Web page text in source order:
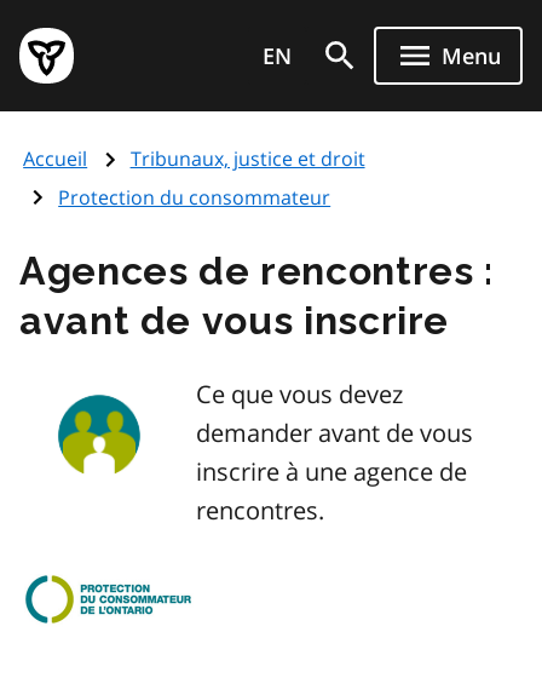
au
contenu
principal
Page
d'accueil
de
l'Ontario
EN Menu
Accueil
Tribunaux, justice et droit
Protection du consommateur
Agences de rencontres :
avant de vous inscrire
Ce que vous devez
demander avant de vous
inscrire à une agence de
rencontres.